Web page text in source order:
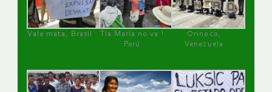
Vale mata, Brasil
Tía María no va !
Perú
Orinoco,
Venezuela